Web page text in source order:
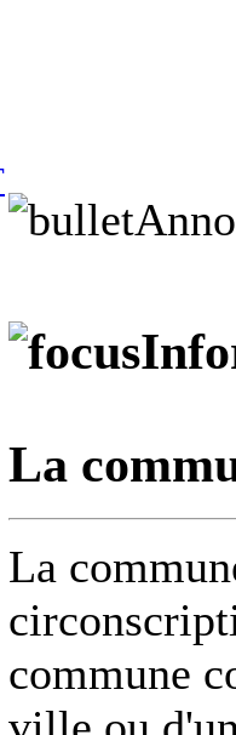
La
La
commune